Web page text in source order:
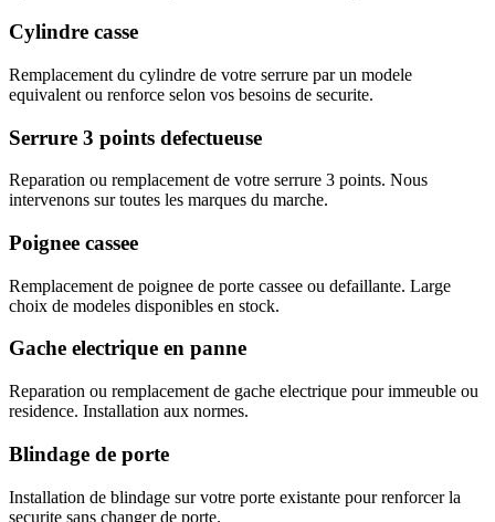
Cylindre casse
Remplacement du cylindre de votre serrure par un modele
equivalent ou renforce selon vos besoins de securite.
Serrure 3 points defectueuse
Reparation ou remplacement de votre serrure 3 points. Nous
intervenons sur toutes les marques du marche.
Poignee cassee
Remplacement de poignee de porte cassee ou defaillante. Large
choix de modeles disponibles en stock.
Gache electrique en panne
Reparation ou remplacement de gache electrique pour immeuble ou
residence. Installation aux normes.
Blindage de porte
Installation de blindage sur votre porte existante pour renforcer la
securite sans changer de porte.